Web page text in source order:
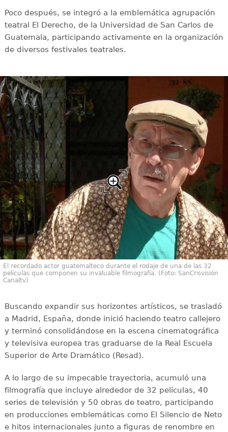
Poco después, se integró a la emblemática agrupación
teatral El Derecho, de la Universidad de San Carlos de
Guatemala, participando activamente en la organización
de diversos festivales teatrales.
El recordado actor guatemalteco durante el rodaje de una de las 32
películas que componen su invaluable filmografía. (Foto: SanCrisvisión
Canaltv)
Buscando expandir sus horizontes artísticos, se trasladó
a Madrid, España, donde inició haciendo teatro callejero
y terminó consolidándose en la escena cinematográfica
y televisiva europea tras graduarse de la Real Escuela
Superior de Arte Dramático (Resad).
A lo largo de su impecable trayectoria, acumuló una
filmografía que incluye alrededor de 32 películas, 40
series de televisión y 50 obras de teatro, participando
en producciones emblemáticas como El Silencio de Neto
e hitos internacionales junto a figuras de renombre en